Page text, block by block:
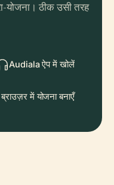
योजना। ठीक उसी तरह
Audiala ऐप में खोलें
में योजना बनाएँ